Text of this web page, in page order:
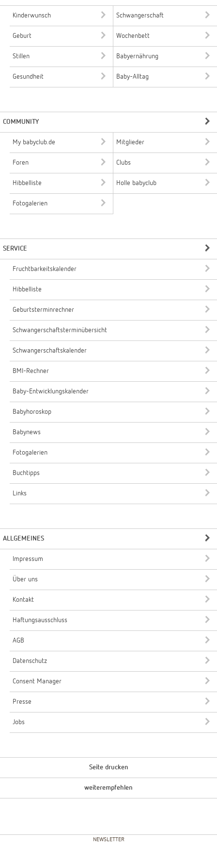
Kinderwunsch Schwangerschaft
Geburt Wochenbett
Stillen Babyernährung
Gesundheit Baby-Alltag
COMMUNITY
My babyclub.de Mitglieder
Foren Clubs
Hibbelliste Holle babyclub
Fotogalerien
SERVICE
Fruchtbarkeitskalender
Hibbelliste
Geburtsterminrechner
Schwangerschaftsterminübersicht
Schwangerschaftskalender
BMI-Rechner
Baby-Entwicklungskalender
Babyhoroskop
Babynews
Fotogalerien
Buchtipps
Links
ALLGEMEINES
Impressum
Über uns
Kontakt
Haftungsausschluss
AGB
Datenschutz
Consent Manager
Presse
Jobs
Seite drucken
weiterempfehlen
NEWSLETTER